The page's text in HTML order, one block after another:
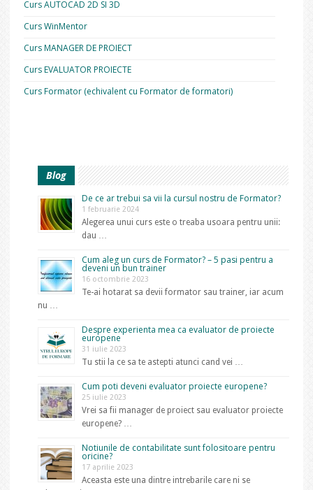
Curs AUTOCAD 2D SI 3D
Curs WinMentor
Curs MANAGER DE PROIECT
Curs EVALUATOR PROIECTE
Curs Formator (echivalent cu Formator de formatori)
Blog
De ce ar trebui sa vii la cursul nostru de Formator?
1 februarie 2024
Alegerea unui curs este o treaba usoara pentru unii:
dau …
Cum aleg un curs de Formator? – 5 pasi pentru a
deveni un bun trainer
16 octombrie 2023
Te-ai hotarat sa devii formator sau trainer, iar acum
nu …
Despre experienta mea ca evaluator de proiecte
europene
31 iulie 2023
Tu stii la ce sa te astepti atunci cand vei …
Cum poti deveni evaluator proiecte europene?
25 iulie 2023
Vrei sa fii manager de proiect sau evaluator proiecte
europene? …
Notiunile de contabilitate sunt folositoare pentru
oricine?
17 aprilie 2023
Aceasta este una dintre intrebarile care ni se